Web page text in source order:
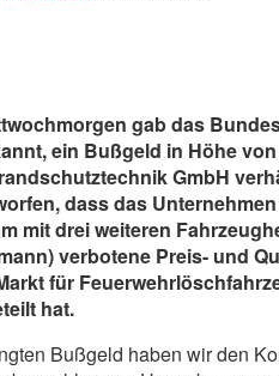
gab das
ein Bußgeld in Höhe
GmbH
dass das
mit drei weiteren
verbotene Preis- und
für
hat.
Bußgeld haben wir den